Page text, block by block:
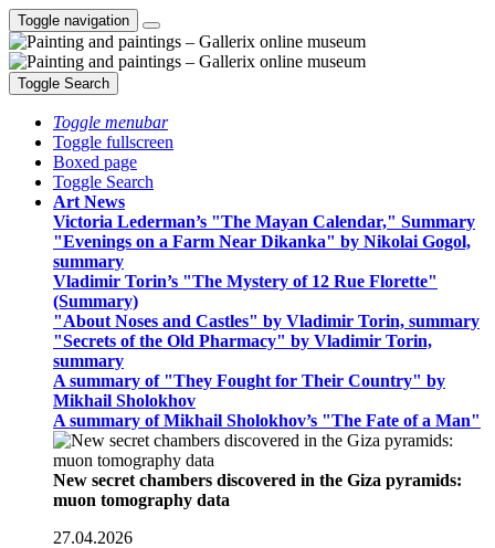
Toggle navigation
Toggle Search
Toggle menubar
Toggle fullscreen
Boxed page
Toggle Search
Art News
Victoria Lederman’s "The Mayan Calendar," Summary
"Evenings on a Farm Near Dikanka" by Nikolai Gogol,
summary
Vladimir Torin’s "The Mystery of 12 Rue Florette"
(Summary)
"About Noses and Castles" by Vladimir Torin, summary
"Secrets of the Old Pharmacy" by Vladimir Torin,
summary
A summary of "They Fought for Their Country" by
Mikhail Sholokhov
A summary of Mikhail Sholokhov’s "The Fate of a Man"
New secret chambers discovered in the Giza pyramids:
muon tomography data
27.04.2026